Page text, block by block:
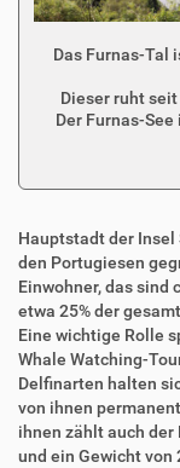
Das Furnas-Tal
Dieser ruht
Der Furnas-
Hauptstadt der Insel
den Portugiesen
Einwohner, das sind
etwa 25% der
Eine wichtige Rolle
Whale Watching-
Delfinarten halten
von ihnen
ihnen zählt auch der
und ein Gewicht von